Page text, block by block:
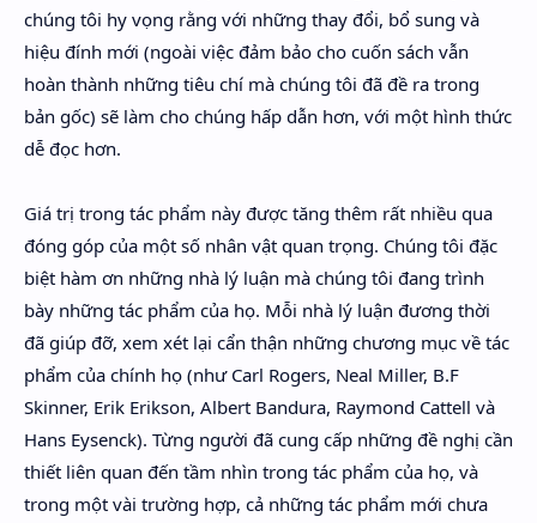
chúng tôi hy vọng rằng với những thay đổi, bổ sung và
hiệu đính mới (ngoài việc đảm bảo cho cuốn sách vẫn
hoàn thành những tiêu chí mà chúng tôi đã đề ra trong
bản gốc) sẽ làm cho chúng hấp dẫn hơn, với một hình thức
dễ đọc hơn.
Giá trị trong tác phẩm này được tăng thêm rất nhiều qua
đóng góp của một số nhân vật quan trọng. Chúng tôi đặc
biệt hàm ơn những nhà lý luận mà chúng tôi đang trình
bày những tác phẩm của họ. Mỗi nhà lý luận đương thời
đã giúp đỡ, xem xét lại cẩn thận những chương mục về tác
phẩm của chính họ (như Carl Rogers, Neal Miller, B.F
Skinner, Erik Erikson, Albert Bandura, Raymond Cattell và
Hans Eysenck). Từng người đã cung cấp những đề nghị cần
thiết liên quan đến tầm nhìn trong tác phẩm của họ, và
trong một vài trường hợp, cả những tác phẩm mới chưa